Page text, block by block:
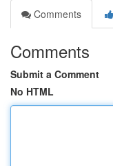
Comments
Comments
Submit a Comment
No HTML